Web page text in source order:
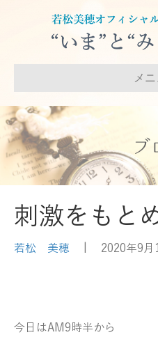
メ
ブ
刺激をもと
若松 美穂 2020年9月
今日はAM9時半から